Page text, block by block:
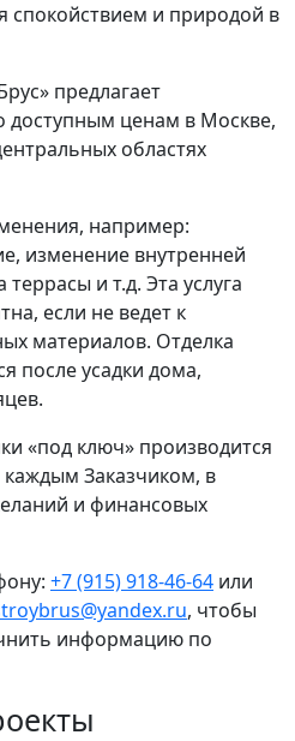
спокойствием и природой в
предлагает
доступным ценам в Москве,
областях
например:
изменение внутренней
и т.д. Эта услуга
если не ведет к
материалов. Отделка
после усадки дома,
«под ключ» производится
каждым Заказчиком, в
и финансовых
+7 (915) 918-46-64 или
, чтобы
информацию по